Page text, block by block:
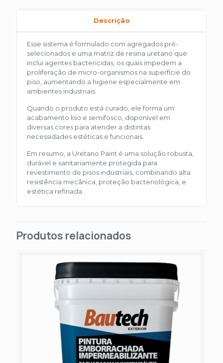
Descrição
Esse sistema é formulado com agregados pré-
selecionados e uma matriz de resina uretano que
inclui agentes bactericidas, os quais impedem a
proliferação de micro-organismos na superfície do
piso, aumentando a higiene especialmente em
ambientes industriais.
Quando o produto está curado, ele forma um
acabamento liso e semifosco, disponível em
diversas cores para atender a distintas
necessidades estéticas e funcionais.
Em resumo, a Uretano Paint é uma solução robusta,
durável e sanitariamente protegida para
revestimento de pisos industriais, combinando alta
resistência mecânica, proteção bacteriológica, e
estética refinada.
Produtos relacionados